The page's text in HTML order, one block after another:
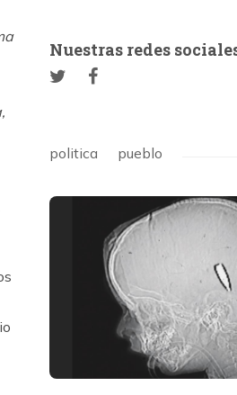
Nuestras redes
politica pueblo